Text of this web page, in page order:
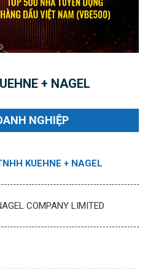
+ NAGEL
NGHIỆP
KUEHNE + NAGEL
COMPANY LIMITED